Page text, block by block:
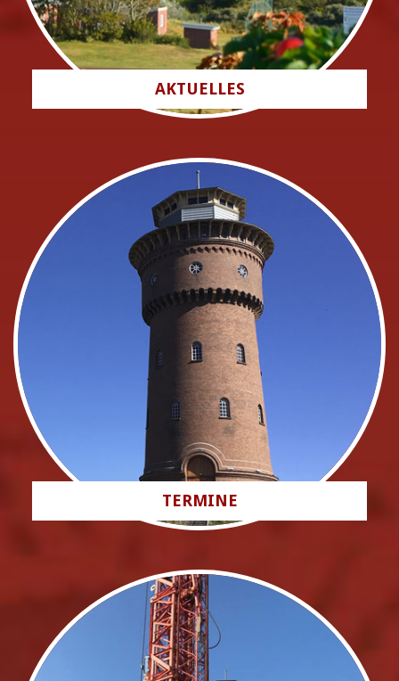
AKTUELLES
TERMINE